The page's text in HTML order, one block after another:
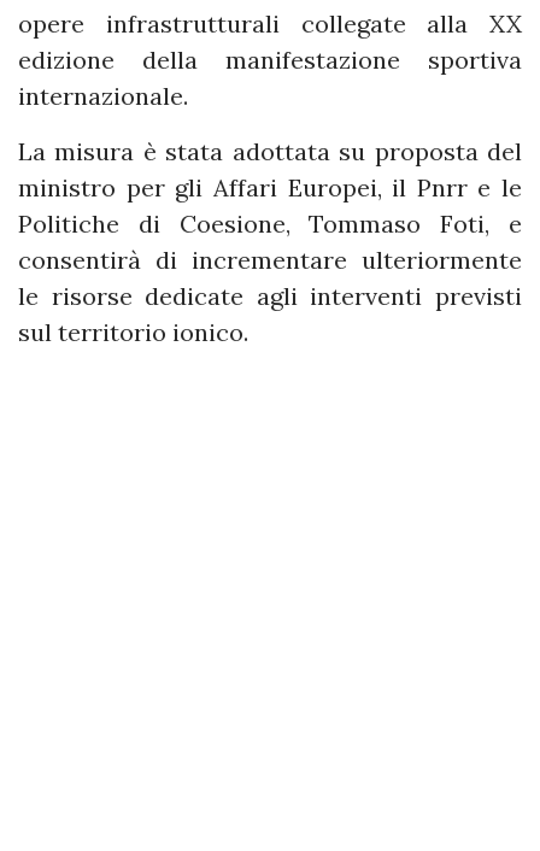
opere infrastrutturali collegate alla XX
edizione della manifestazione sportiva
internazionale.
La misura è stata adottata su proposta del
ministro per gli Affari Europei, il Pnrr e le
Politiche di Coesione, Tommaso Foti, e
consentirà di incrementare ulteriormente
le risorse dedicate agli interventi previsti
sul territorio ionico.